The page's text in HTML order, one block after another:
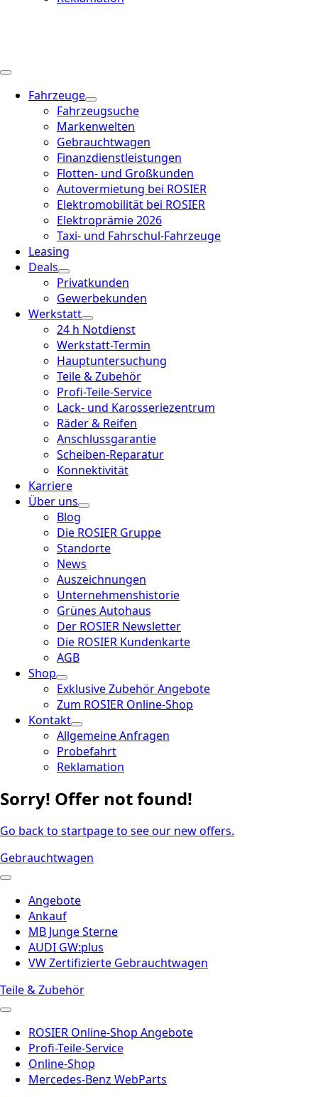
Fahrzeuge
Fahrzeugsuche
Markenwelten
Gebrauchtwagen
Finanzdienstleistungen
Flotten- und Großkunden
Autovermietung bei ROSIER
Elektromobilität bei ROSIER
Elektroprämie 2026
Taxi- und Fahrschul-Fahrzeuge
Leasing
Deals
Privatkunden
Gewerbekunden
Werkstatt
24 h Notdienst
Werkstatt-Termin
Hauptuntersuchung
Teile & Zubehör
Profi-Teile-Service
Lack- und Karosseriezentrum
Räder & Reifen
Anschlussgarantie
Scheiben-Reparatur
Konnektivität
Karriere
Über uns
Blog
Die ROSIER Gruppe
Standorte
News
Auszeichnungen
Unternehmenshistorie
Grünes Autohaus
Der ROSIER Newsletter
Die ROSIER Kundenkarte
AGB
Shop
Exklusive Zubehör Angebote
Zum ROSIER Online-Shop
Kontakt
Allgemeine Anfragen
Probefahrt
Reklamation
Sorry! Offer not found!
Go back to startpage to see our new offers.
Gebrauchtwagen
Angebote
Ankauf
MB Junge Sterne
AUDI GW:plus
VW Zertifizierte Gebrauchtwagen
Teile & Zubehör
ROSIER Online-Shop Angebote
Profi-Teile-Service
Online-Shop
Mercedes-Benz WebParts